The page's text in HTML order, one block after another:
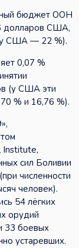
бюджет ООН
долларов США,
(у США — 22 %).
0,07 %
(у США эти
% и 16,76 %).
Institute,
сил Боливии
численности
человек).
54 лёгких
орудий
33 боевых
устаревших.